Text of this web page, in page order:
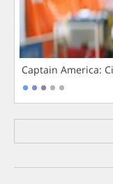
Captain America: